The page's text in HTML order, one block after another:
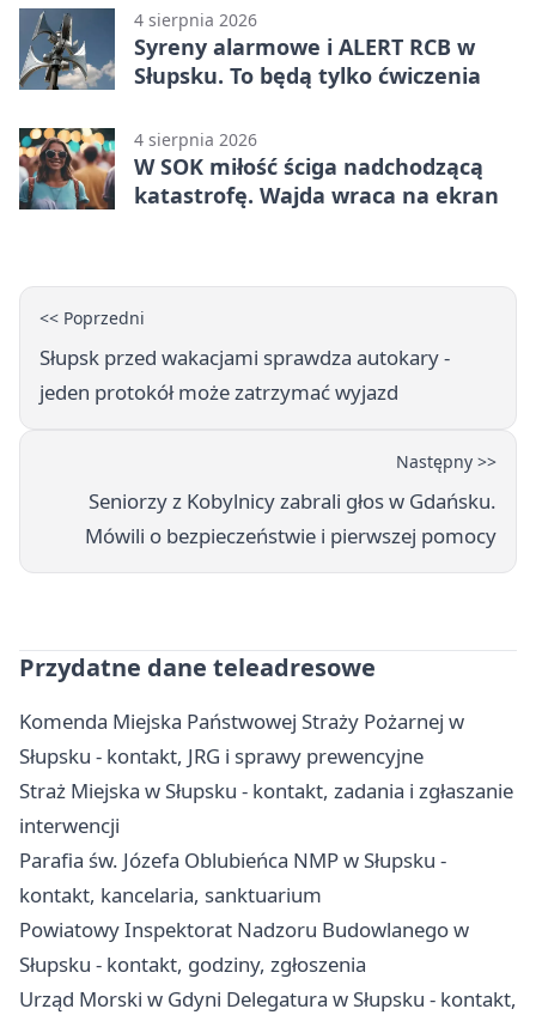
4 sierpnia 2026
Syreny alarmowe i ALERT RCB w
Słupsku. To będą tylko ćwiczenia
4 sierpnia 2026
W SOK miłość ściga nadchodzącą
katastrofę. Wajda wraca na ekran
<< Poprzedni
Słupsk przed wakacjami sprawdza autokary -
jeden protokół może zatrzymać wyjazd
Następny >>
Seniorzy z Kobylnicy zabrali głos w Gdańsku.
Mówili o bezpieczeństwie i pierwszej pomocy
Przydatne dane teleadresowe
Komenda Miejska Państwowej Straży Pożarnej w
Słupsku - kontakt, JRG i sprawy prewencyjne
Straż Miejska w Słupsku - kontakt, zadania i zgłaszanie
interwencji
Parafia św. Józefa Oblubieńca NMP w Słupsku -
kontakt, kancelaria, sanktuarium
Powiatowy Inspektorat Nadzoru Budowlanego w
Słupsku - kontakt, godziny, zgłoszenia
Urząd Morski w Gdyni Delegatura w Słupsku - kontakt,